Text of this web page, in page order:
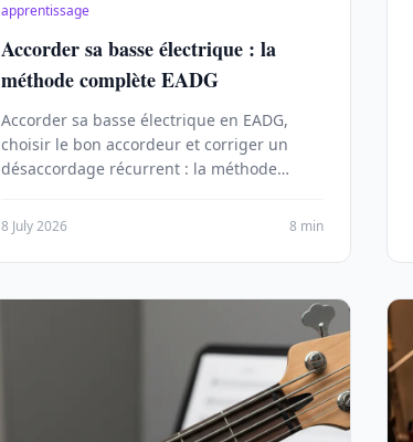
apprentissage
Accorder sa basse électrique : la
méthode complète EADG
Accorder sa basse électrique en EADG,
choisir le bon accordeur et corriger un
désaccordage récurrent : la méthode
D.
8 July 2026 8 min